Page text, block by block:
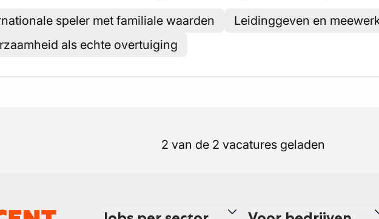
speler met familiale waarden
Leidinggeven en
als echte overtuiging
2 van de 2 vacatures geladen